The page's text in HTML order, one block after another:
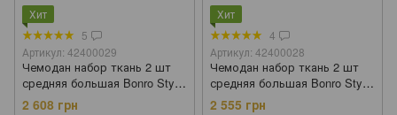
Хит
5
Артикул: 42400029
Чемодан набор ткань 2 шт
средняя большая Bonro Style
черно-красный (42400029)
2 608 грн
Хит
4
Артикул: 42400028
Чемодан набор ткань 2 шт
средняя большая Bonro Style
черно-вишневый (42400028)
2 555 грн